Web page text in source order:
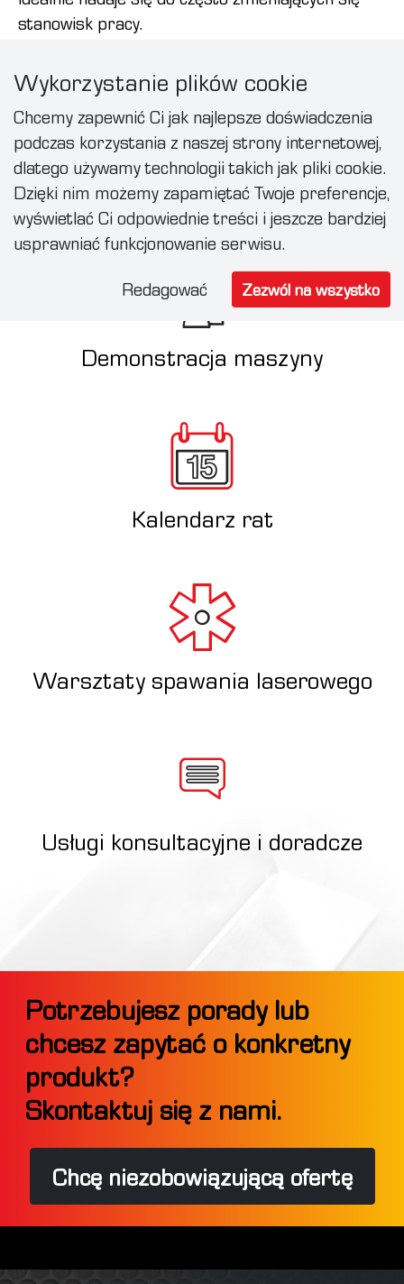
stanowisk pracy.
Usług
Demonstracja maszyny
Kalendarz rat
Warsztaty spawania laserowego
Usługi konsultacyjne i doradcze
Potrzebujesz porady lub
chcesz zapytać o konkretny
produkt?
Skontaktuj się z nami.
Chcę niezobowiązującą ofertę
Wykorzystanie plików cookie
Chcemy zapewnić Ci jak najlepsze doświadczenia
podczas korzystania z naszej strony internetowej,
dlatego używamy technologii takich jak pliki cookie.
Dzięki nim możemy zapamiętać Twoje preferencje,
wyświetlać Ci odpowiednie treści i jeszcze bardziej
usprawniać funkcjonowanie serwisu.
Redagować Zezwól na wszystko